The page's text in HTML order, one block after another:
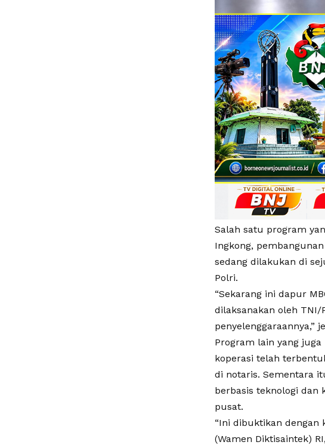
Salah satu program
Ingkong,
sedang dilakukan di
Polri.
“Sekarang ini dapur
dilaksanakan oleh
penyelenggaraannya,”
Program lain yang
koperasi telah
di notaris. Sementara
berbasis teknologi
pusat.
“Ini dibuktikan dengan
(Wamen Diktisaintek)